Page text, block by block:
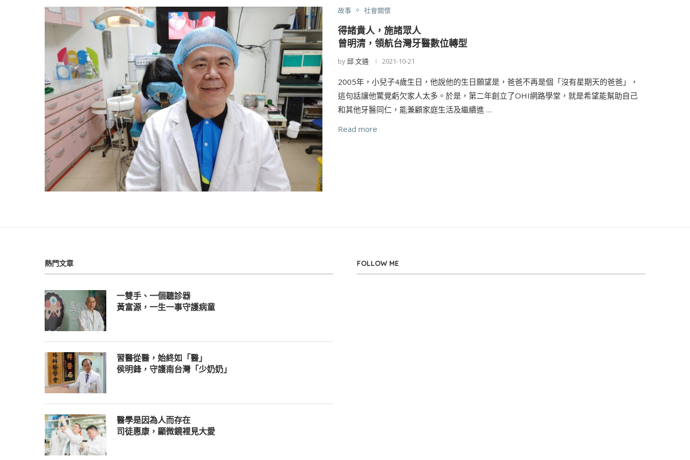
故事 社會關懷
得諸貴人，施諸眾人
曾明清，領航台灣牙醫數位轉型
by 邱 文通 2021-10-21
2005年，小兒子4歲生日，他說他的生日願望是，爸爸不再是個「沒有星期天的爸爸」，
這句話讓他驚覺虧欠家人太多。於是，第二年創立了OHI網路學堂，就是希望能幫助自己
和其他牙醫同仁，能兼顧家庭生活及繼續進 …
Read more
熱門文章
一雙手、一個聽診器
黃富源，一生一事守護病童
習醫從醫，始終如「醫」
侯明鋒，守護南台灣「少奶奶」
醫學是因為人而存在
司徒惠康，顯微鏡裡見大愛
FOLLOW ME